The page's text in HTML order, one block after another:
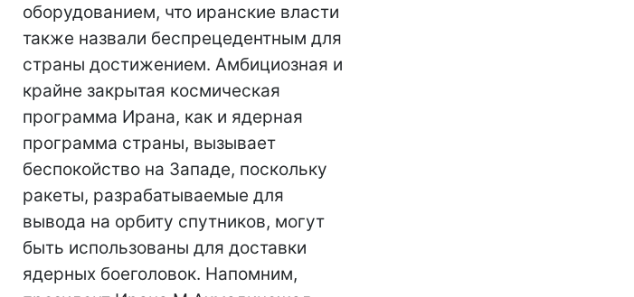
оборудованием, что иранские власти
также назвали беспрецедентным для
страны достижением. Амбициозная и
крайне закрытая космическая
программа Ирана, как и ядерная
программа страны, вызывает
беспокойство на Западе, поскольку
ракеты, разрабатываемые для
вывода на орбиту спутников, могут
быть использованы для доставки
ядерных боеголовок. Напомним,